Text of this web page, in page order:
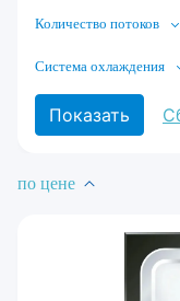
Количество потоков
Система охлаждения
по цене